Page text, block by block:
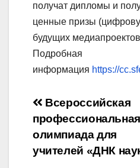
получат дипломы и
ценные призы
будущих
Подробная
информация https://
Навигация
по
записям
Всероссийская
профессиональная
олимпиада для
учителей «ДНК